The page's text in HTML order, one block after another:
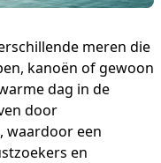
meren die
kanoën of gewoon
dag in de
door
waardoor een
en